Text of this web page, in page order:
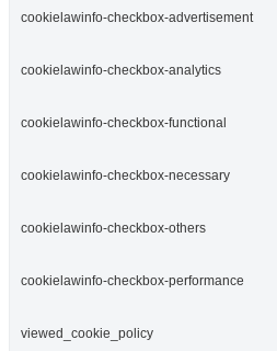
cookielawinfo-checkbox-advertisement
cookielawinfo-checkbox-analytics
cookielawinfo-checkbox-functional
cookielawinfo-checkbox-necessary
cookielawinfo-checkbox-others
cookielawinfo-checkbox-performance
viewed_cookie_policy